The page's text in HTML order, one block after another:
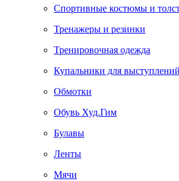
Спортивные костюмы и
Тренажеры и резинки
Тренировочная одежда
Купальники для выступлений
Обмотки
Обувь Худ.Гим
Булавы
Ленты
Мячи